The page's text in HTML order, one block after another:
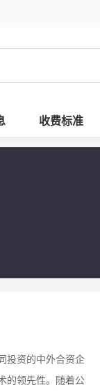
收费标准
投资的中外合资企
的领先性。随着公